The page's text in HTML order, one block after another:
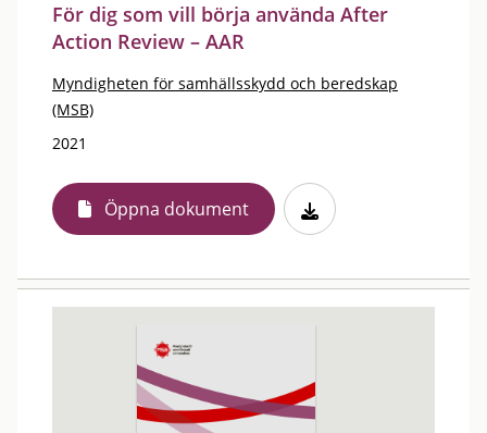
För dig som vill börja använda After
Action Review – AAR
Myndigheten för samhällsskydd och beredskap
(MSB)
2021
Öppna dokument